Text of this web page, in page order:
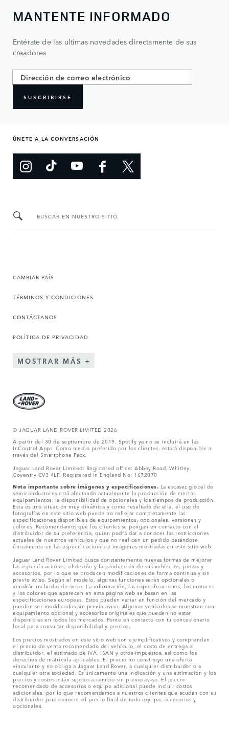
MANTENTE INFORMADO
Entérate de las ultimas novedades directamente de sus
creadores
SUSCRIBIRSE
ÚNETE A LA CONVERSACIÓN
BUSCAR EN NUESTRO SITIO
CAMBIAR PAÍS
TÉRMINOS Y CONDICIONES
CONTÁCTANOS
POLÍTICA DE PRIVACIDAD
MOSTRAR MÁS
© JAGUAR LAND ROVER LIMITED 2026
A partir del 30 de septiembre de 2019, Spotify ya no se incluirá en las
InControl Apps. Como medio preferido por los clientes, estará disponible a
través del Smartphone Pack.
Jaguar Land Rover Limited: Registered office: Abbey Road, Whitley,
Coventry CV3 4LF. Registered in England No: 1672070
Nota importante sobre imágenes y especificaciones. La escasez global de
semiconductores está afectando actualmente la producción de ciertos
equipamientos, la disponibilidad de opcionales y los tiempos de producción.
Esta es una situación muy dinámica y como resultado de ella, el uso de
fotografías en este sitio web puede no reflejar completamente las
especificaciones disponibles de equipamientos, opcionales, versiones y
colores. Recomendamos que los clientes se pongan en contacto con el
distribuidor de su preferencia, quien podrá dar a conocer las restricciones
actuales de nuestros vehículos y que no realicen un pedido basándose
únicamente en las especificaciones e imágenes mostradas en este sitio web.
Jaguar Land Rover Limited busca constantemente nuevas formas de mejorar
las especificaciones, el diseño y la producción de sus vehículos, piezas y
accesorios, por lo que se producen modificaciones de forma continua y sin
previo aviso. Según el modelo, algunas funciones serán opcionales o
vendrán incluidas de serie. La información, las especificaciones, los motores
y los colores que aparecen en esta página web se basan en las
especificaciones europeas. Estos pueden variar en función del mercado y
pueden ser modificados sin previo aviso. Algunos vehículos se muestran con
equipamiento opcional y accesorios originales que pueden no estar
disponibles en todos los mercados. Ponte en contacto con tu concesionario
local para consultar disponibilidad y precios.
Los precios mostrados en este sitio web son ejemplificativos y comprenden
el precio de venta recomendado del vehículo, el costo de entrega al
distribuidor, el estimado de IVA, ISAN y otros impuestos, así como los
derechos de matrícula aplicables. El precio no constituye una oferta
vinculante y no obliga a Jaguar Land Rover, a cualquier distribuidor o a
cualquier otra sociedad. Es únicamente una indicación y una estimación y los
precios y costos están sujetos a cambio sin previo aviso. El precio
recomendado de accesorios o equipo adicional puede incluir costos
adicionales, por lo que recomendamos a nuestros clientes que acudan con su
distribuidor para conocer el precio final de todo equipo, accesorios y
opcionales.